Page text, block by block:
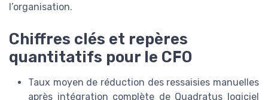
l’organisation.
Chiffres clés et repères
quantitatifs pour le CFO
Taux moyen de réduction des ressaisies manuelles
après intégration complète de Quadratus logiciel